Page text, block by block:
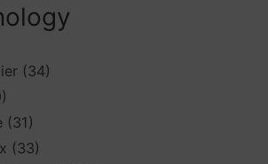
(34)
(31)
(33)